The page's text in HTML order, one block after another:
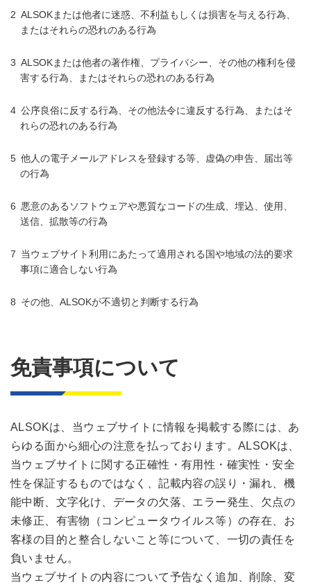
ALSOKまたは他者に迷惑、不利益もしくは損害を与える行為、
またはそれらの恐れのある行為
ALSOKまたは他者の著作権、プライバシー、その他の権利を侵
害する行為、またはそれらの恐れのある行為
公序良俗に反する行為、その他法令に違反する行為、またはそ
れらの恐れのある行為
他人の電子メールアドレスを登録する等、虚偽の申告、届出等
の行為
悪意のあるソフトウェアや悪質なコードの生成、埋込、使用、
送信、拡散等の行為
当ウェブサイト利用にあたって適用される国や地域の法的要求
事項に適合しない行為
その他、ALSOKが不適切と判断する行為
免責事項について
ALSOKは、当ウェブサイトに情報を掲載する際には、あ
らゆる面から細心の注意を払っております。ALSOKは、
当ウェブサイトに関する正確性・有用性・確実性・安全
性を保証するものではなく、記載内容の誤り・漏れ、機
能中断、文字化け、データの欠落、エラー発生、欠点の
未修正、有害物（コンピュータウイルス等）の存在、お
客様の目的と整合しないこと等について、一切の責任を
負いません。
当ウェブサイトの内容について予告なく追加、削除、変